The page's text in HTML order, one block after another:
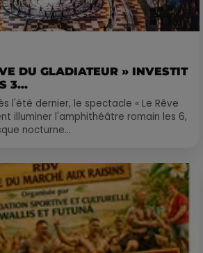
DU GLADIATEUR » INVESTIT
3...
l'été dernier, le spectacle « Le Rêve
illuminer l'amphithéâtre romain les 6,
nocturne...